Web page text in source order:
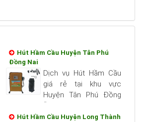
Hút Hầm Cầu Huyện Tân Phú
Đồng Nai
Dịch vụ Hút Hầm Cầu
giá rẻ tại khu vực
Huyện Tân Phú Đồng
khách nhanh và đảm bảo uy tín,
Hút Hầm Cầu Huyện Long Thành